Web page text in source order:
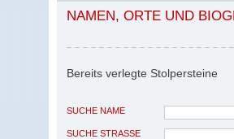
NAMEN, ORTE UND
Bereits verlegte Stolpersteine
SUCHE NAME
SUCHE STRASSE